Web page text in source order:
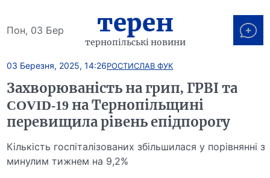
Пон, 03 Бер терен
тернопільські новини
03 Березня, 2025, 14:26РОСТИСЛАВ ФУК
Захворюваність на грип, ГРВІ та
COVID-19 на Тернопільщині
перевищила рівень епідпорогу
Кількість госпіталізованих збільшилася у порівнянні з
минулим тижнем на 9,2%